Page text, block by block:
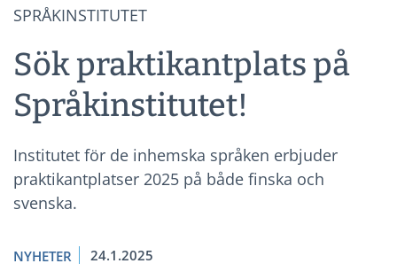
SPRÅKINSTITUTET
Sök praktikantplats på
Språkinstitutet!
Institutet för de inhemska språken erbjuder
praktikantplatser 2025 på både finska och
svenska.
NYHETER 24.1.2025